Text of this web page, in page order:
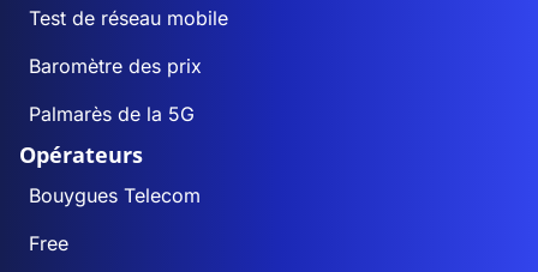
Test de réseau mobile
Baromètre des prix
Palmarès de la 5G
Opérateurs
Bouygues Telecom
Free